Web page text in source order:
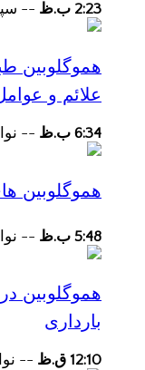
2:23 ب.ظ --
هموگلوبین
علائم و
6:34 ب.ظ --
هموگلوبین
5:48 ب.ظ --
هموگلوبین
بارداری
12:10 ق.ظ --